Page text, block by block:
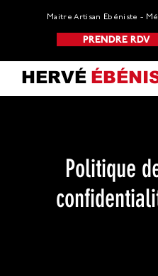
Maitre Artisan Ebéniste -
PRENDRE RDV
HERVÉ
Politique